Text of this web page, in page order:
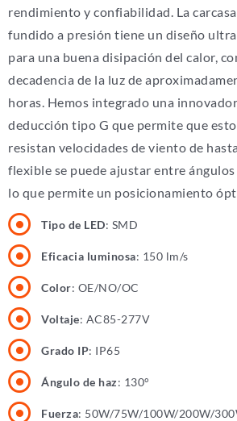
rendimiento y confiabilidad. La
fundido a presión tiene un diseño
para una buena disipación del calor,
decadencia de la luz de
horas. Hemos integrado una
deducción tipo G que permite que
resistan velocidades de viento de
flexible se puede ajustar entre ángulos
lo que permite un posicionamiento
Tipo de LED: SMD
Eficacia luminosa: 150 lm/s
Color: OE/NO/OC
Voltaje: AC85-277V
Grado IP: IP65
Ángulo de haz: 130°
Fuerza: 50W/75W/100W/200W/